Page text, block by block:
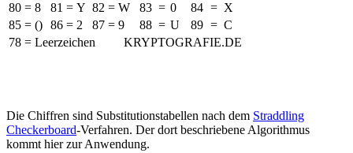
80 = 8 81 = Y 82 = W 83 = 0 84 = X
85 = () 86 = 2 87 = 9 88 = U 89 = C
78 = Leerzeichen
KRYPTOGRAFIE.DE
Die Chiffren sind Substitutionstabellen nach dem Straddling
Checkerboard-Verfahren. Der dort beschriebene Algorithmus
kommt hier zur Anwendung.